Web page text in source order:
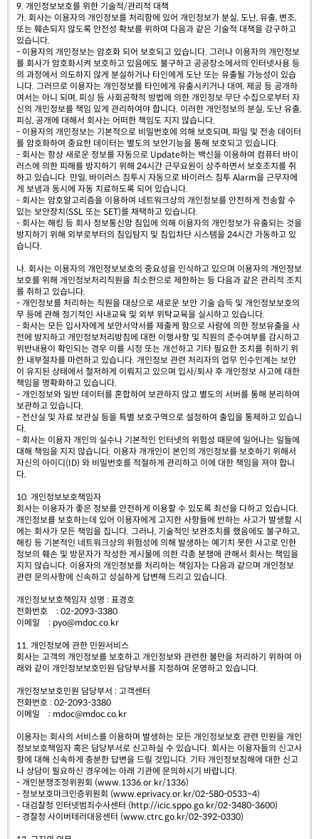
9. 개인정보보호를 위한 기술적/관리적 대책
가. 회사는 이용자의 개인정보를 처리함에 있어 개인정보가 분실, 도난, 유출, 변조,
또는 훼손되지 않도록 안전성 확보를 위하여 다음과 같은 기술적 대책을 강구하고
있습니다.
- 이용자의 개인정보는 암호화 되어 보호되고 있습니다. 그러나 이용자의 개인정보
를 회사가 암호화시켜 보호하고 있음에도 불구하고 공공장소에서의 인터넷사용 등
의 과정에서 의도하지 않게 분실하거나 타인에게 도난 또는 유출될 가능성이 있습
니다. 그러므로 이용자는 개인정보를 타인에게 유출시키거나 대여, 제공 등 공개하
여서는 아니 되며, 피싱 등 사회공학적 방법에 의한 개인정보 무단 수집으로부터 자
신의 개인정보를 책임 있게 관리하여야 합니다. 이러한 개인정보의 분실, 도난 유출,
피싱, 공개에 대해서 회사는 어떠한 책임도 지지 않습니다.
- 이용자의 개인정보는 기본적으로 비밀번호에 의해 보호되며, 파일 및 전송 데이터
를 암호화하여 중요한 데이터는 별도의 보안기능을 통해 보호되고 있습니다.
- 회사는 항상 새로운 정보를 자동으로 Update하는 백신을 이용하여 컴퓨터 바이
러스에 의한 피해를 방지하기 위해 24시간 근무요원이 상주하면서 보호조치를 취
하고 있습니다. 만일, 바이러스 침투시 자동으로 바이러스 침투 Alarm을 근무자에
게 보냄과 동시에 자동 치료하도록 되어 있습니다.
- 회사는 암호알고리즘을 이용하여 네트워크상의 개인정보를 안전하게 전송할 수
있는 보안장치(SSL 또는 SET)를 채택하고 있습니다.
- 회사는 해킹 등 회사 정보통신망 침입에 의해 이용자의 개인정보가 유출되는 것을
방지하기 위해 외부로부터의 침입탐지 및 침입차단 시스템을 24시간 가동하고 있
습니다.
나. 회사는 이용자의 개인정보보호의 중요성을 인식하고 있으며 이용자의 개인정보
보호를 위해 개인정보처리직원을 최소한으로 제한하는 등 다음과 같은 관리적 조치
를 취하고 있습니다.
- 개인정보를 처리하는 직원을 대상으로 새로운 보안 기술 습득 및 개인정보보호의
무 등에 관해 정기적인 사내교육 및 외부 위탁교육을 실시하고 있습니다.
- 회사는 모든 입사자에게 보안서약서를 제출케 함으로 사람에 의한 정보유출을 사
전에 방지하고 개인정보처리방침에 대한 이행사항 및 직원의 준수여부를 감시하고
위반내용이 확인되는 경우 이를 시정 또는 개선하고 기타 필요한 조치를 취하기 위
한 내부절차를 마련하고 있습니다. 개인정보 관련 처리자의 업무 인수인계는 보안
이 유지된 상태에서 철저하게 이뤄지고 있으며 입사/퇴사 후 개인정보 사고에 대한
책임을 명확화하고 있습니다.
- 개인정보와 일반 데이터를 혼합하여 보관하지 않고 별도의 서버를 통해 분리하여
보관하고 있습니다.
- 전산실 및 자료 보관실 등을 특별 보호구역으로 설정하여 출입을 통제하고 있습니
다.
- 회사는 이용자 개인의 실수나 기본적인 인터넷의 위험성 때문에 일어나는 일들에
대해 책임을 지지 않습니다. 이용자 개개인이 본인의 개인정보를 보호하기 위해서
자신의 아이디(ID) 와 비밀번호를 적절하게 관리하고 이에 대한 책임을 져야 합니
다.
10. 개인정보보호책임자
회사는 이용자가 좋은 정보를 안전하게 이용할 수 있도록 최선을 다하고 있습니다.
개인정보를 보호하는데 있어 이용자에게 고지한 사항들에 반하는 사고가 발생할 시
에는 회사가 모든 책임을 집니다. 그러나, 기술적인 보완조치를 했음에도 불구하고,
해킹 등 기본적인 네트워크상의 위험성에 의해 발생하는 예기치 못한 사고로 인한
정보의 훼손 및 방문자가 작성한 게시물에 의한 각종 분쟁에 관해서 회사는 책임을
지지 않습니다. 이용자의 개인정보를 처리하는 책임자는 다음과 같으며 개인정보
관련 문의사항에 신속하고 성실하게 답변해 드리고 있습니다.
개인정보보호책임자 성명 : 표경호
전화번호 : 02-2093-3380
이메일 : pyo@mdoc.co.kr
11. 개인정보에 관한 민원서비스
회사는 고객의 개인정보를 보호하고 개인정보와 관련한 불만을 처리하기 위하여 아
래와 같이 개인정보보호민원 담당부서를 지정하여 운영하고 있습니다.
개인정보보호민원 담당부서 : 고객센터
전화번호 : 02-2093-3380
이메일 : mdoc@mdoc.co.kr
이용자는 회사의 서비스를 이용하며 발생하는 모든 개인정보보호 관련 민원을 개인
정보보호책임자 혹은 담당부서로 신고하실 수 있습니다. 회사는 이용자들의 신고사
항에 대해 신속하게 충분한 답변을 드릴 것입니다. 기타 개인정보침해에 대한 신고
나 상담이 필요하신 경우에는 아래 기관에 문의하시기 바랍니다.
- 개인분쟁조정위원회 (www.1336.or.kr/1336)
- 정보보호마크인증위원회 (www.eprivacy.or.kr/02-580-0533~4)
- 대검찰청 인터넷범죄수사센터 (http://icic.sppo.go.kr/02-3480-3600)
- 경찰청 사이버테러대응센터 (www.ctrc.go.kr/02-392-0330)